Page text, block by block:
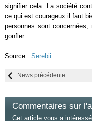
signifier cela. La société
ce qui est courageux il faut
personnes sont
gonfler.
Source : Serebii
News précédente
Commentaires sur
Cet article vous a